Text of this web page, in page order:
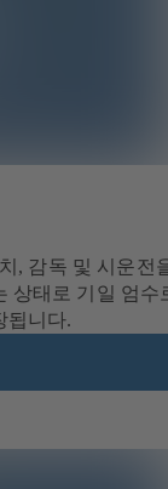
, 감독 및 시운전
상태로 기일 엄수
됩니다.